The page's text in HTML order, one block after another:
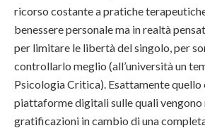
ricorso costante a pratiche
benessere personale ma in realtà
per limitare le libertà del singolo, per
controllarlo meglio (all’università un
Psicologia Critica). Esattamente quello
piattaforme digitali sulle quali
gratificazioni in cambio di una